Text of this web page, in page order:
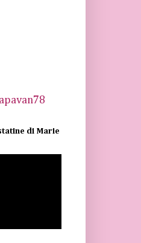
di Marie